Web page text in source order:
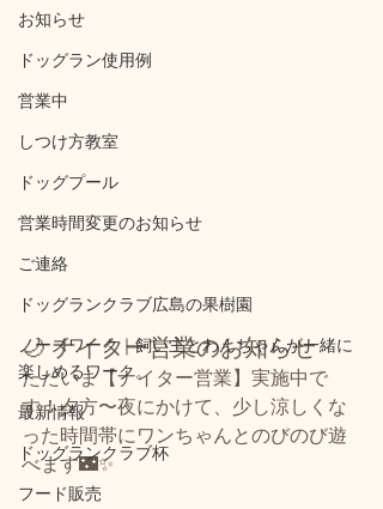
お知らせ
ドッグラン使用例
営業中
しつけ方教室
ドッグプール
営業時間変更のお知らせ
ご連絡
ドッグランクラブ広島の果樹園
ノーズワーク｜飼い主とわんちゃんが一緒に
楽しめるワーク。
最新情報
ドッグランクラブ杯
フード販売
🌙 ナイター営業のお知らせ
ただいま【ナイター営業】実施中で
す！夕方〜夜にかけて、少し涼しくな
った時間帯にワンちゃんとのびのび遊
べます🌃✨